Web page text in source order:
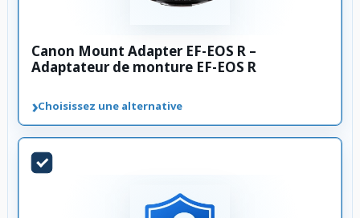
Canon Mount Adapter EF-EOS R –
Adaptateur de monture EF-EOS R
›Choisissez une alternative